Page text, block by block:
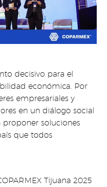
decisivo para el
económica. Por
empresariales y
en un diálogo social
soluciones
que todos
Tijuana 2025